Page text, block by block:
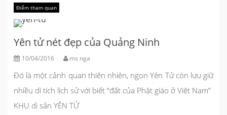
Điểm tham quan
Yên tử nét đẹp của Quảng Ninh
10/04/2016 ms nga
Đó là một cảnh quan thiên nhiên, ngọn Yên Tử còn lưu giữ
nhiều di tích lịch sử với biết “đất của Phật giáo ở Việt Nam”
KHU di sản YÊN TỬ